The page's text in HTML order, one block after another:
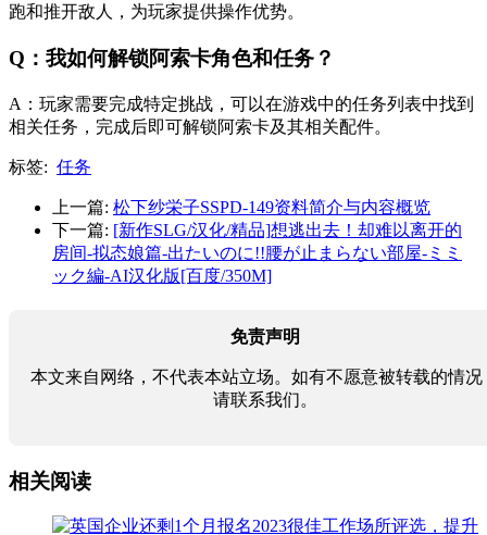
跑和推开敌人，为玩家提供操作优势。
Q：我如何解锁阿索卡角色和任务？
A：玩家需要完成特定挑战，可以在游戏中的任务列表中找到
相关任务，完成后即可解锁阿索卡及其相关配件。
标签: 任务
上一篇: 松下纱栄子SSPD-149资料简介与内容概览
下一篇: [新作SLG/汉化/精品]想逃出去！却难以离开的
房间-拟态娘篇-出たいのに!!腰が止まらない部屋-ミミ
ック編-AI汉化版[百度/350M]
免责声明
本文来自网络，不代表本站立场。如有不愿意被转载的情况
请联系我们。
相关阅读